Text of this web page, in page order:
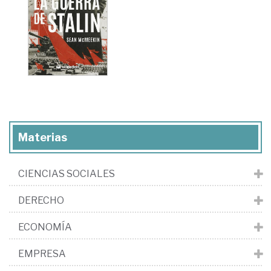
Materias
CIENCIAS SOCIALES
DERECHO
ECONOMÍA
EMPRESA